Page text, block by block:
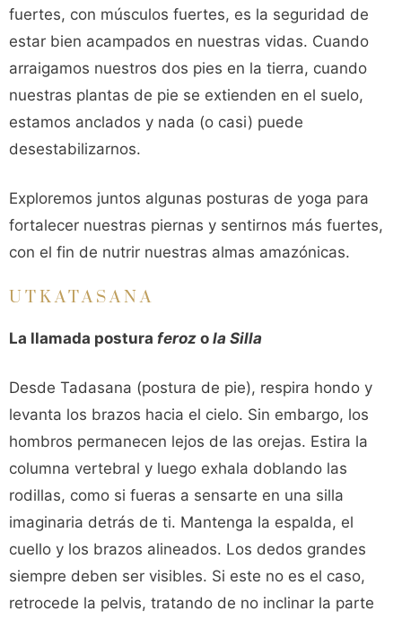
fuertes, con músculos fuertes, es la seguridad de
estar bien acampados en nuestras vidas. Cuando
arraigamos nuestros dos pies en la tierra, cuando
nuestras plantas de pie se extienden en el suelo,
estamos anclados y nada (o casi) puede
desestabilizarnos.
Exploremos juntos algunas posturas de yoga para
fortalecer nuestras piernas y sentirnos más fuertes,
con el fin de nutrir nuestras almas amazónicas.
UTKATASANA
La llamada postura feroz o la Silla
Desde Tadasana (postura de pie), respira hondo y
levanta los brazos hacia el cielo. Sin embargo, los
hombros permanecen lejos de las orejas. Estira la
columna vertebral y luego exhala doblando las
rodillas, como si fueras a sensarte en una silla
imaginaria detrás de ti. Mantenga la espalda, el
cuello y los brazos alineados. Los dedos grandes
siempre deben ser visibles. Si este no es el caso,
retrocede la pelvis, tratando de no inclinar la parte